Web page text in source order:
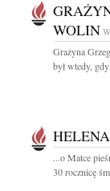
WOLIN
Grażyna
był wtedy,
...o Matce
30 rocznicę